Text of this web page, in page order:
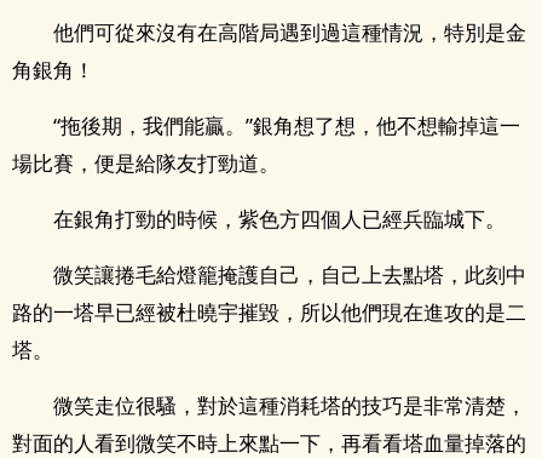
他們可從來沒有在高階局遇到過這種情況，特別是金
角銀角！
“拖後期，我們能贏。”銀角想了想，他不想輸掉這一
場比賽，便是給隊友打勁道。
在銀角打勁的時候，紫色方四個人已經兵臨城下。
微笑讓捲毛給燈籠掩護自己，自己上去點塔，此刻中
路的一塔早已經被杜曉宇摧毀，所以他們現在進攻的是二
塔。
微笑走位很騷，對於這種消耗塔的技巧是非常清楚，
對面的人看到微笑不時上來點一下，再看看塔血量掉落的